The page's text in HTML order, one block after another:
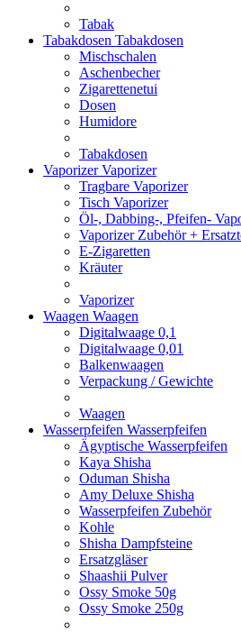
Tabak
Tabakdosen Tabakdosen
Mischschalen
Aschenbecher
Zigarettenetui
Dosen
Humidore
Tabakdosen
VaporizerVaporizer
Tragbare Vaporizer
Tisch Vaporizer
Öl-, Dabbing-, Pfeifen-
Vaporizer Zubehör +
E-Zigaretten
Kräuter
Vaporizer
Waagen Waagen
Digitalwaage 0,1
Digitalwaage 0,01
Balkenwaagen
Verpackung / Gewichte
Waagen
Wasserpfeifen Wasserpfeifen
Ägyptische Wasserpfeifen
Kaya Shisha
Oduman Shisha
Amy Deluxe Shisha
Wasserpfeifen Zubehör
Kohle
Shisha Dampfsteine
Ersatzgläser
Shaashii Pulver
Ossy Smoke 50g
Ossy Smoke 250g